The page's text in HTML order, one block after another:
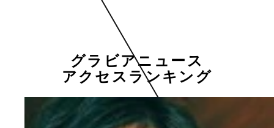
グラビアニュース
アクセスランキング